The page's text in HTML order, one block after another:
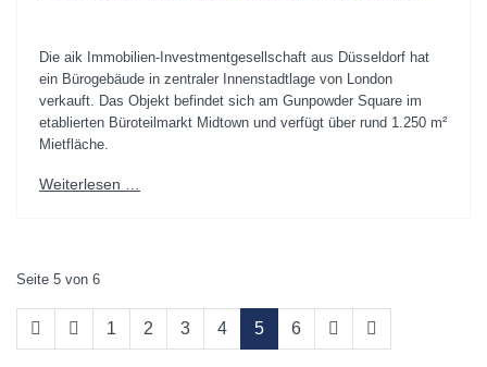
Die aik Immobilien-Investmentgesellschaft aus Düsseldorf hat
ein Bürogebäude in zentraler Innenstadtlage von London
verkauft. Das Objekt befindet sich am Gunpowder Square im
etablierten Büroteilmarkt Midtown und verfügt über rund 1.250 m²
Mietfläche.
Weiterlesen …
Seite 5 von 6
1 2 3 4 5 6